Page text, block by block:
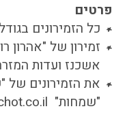
פרטים
כל הזמירונים בגודל 15X15 ס"מ
זמירון של "אהרון
אשכנז ועדות
את הזמירונים של
"שמחות" https://www.smachot.co.il/